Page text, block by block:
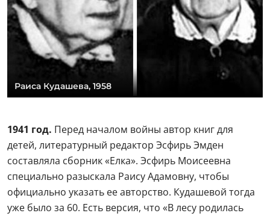
Раиса Кудашева, 1958
1941 год. Перед началом войны автор книг для
детей, литературный редактор Эсфирь Эмден
составляла сборник «Елка». Эсфирь Моисеевна
специально разыскала Раису Адамовну, чтобы
официально указать ее авторство. Кудашевой тогда
уже было за 60. Есть версия, что «В лесу родилась